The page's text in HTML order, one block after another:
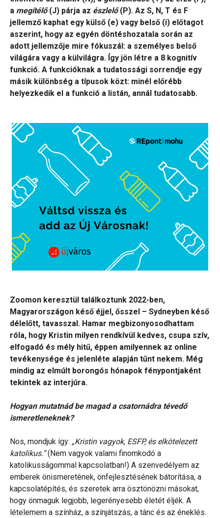
a megítélő(J) párja az észlelő(P). Az S, N, T és F
jellemző kaphat egy külső (e) vagy belső (i) előtagot
aszerint, hogy az egyén döntéshozatala során az
adott jellemzője mire fókuszál: a személyes belső
világára vagy a külvilágra. Így jön létre a 8 kognitív
funkció. A funkcióknak a tudatossági sorrendje egy
másik különbség a típusok közt: minél előrébb
helyezkedik el a funkció a listán, annál tudatosabb.
Zoomon keresztül találkoztunk 2022-ben,
Magyarországon késő éjjel, ősszel – Sydneyben késő
délelőtt, tavasszal. Hamar megbizonyosodhattam
róla, hogy Kristin milyen rendkívül kedves, csupa szív,
elfogadó és mély hitű, éppen amilyennek az online
tevékenysége és jelenléte alapján tűnt nekem. Még
mindig az elmúlt borongós hónapok fénypontjaként
tekintek az interjúra.
Hogyan mutatnád be magad a csatornádra tévedő
ismeretleneknek?
Nos, mondjuk így: „Kristin vagyok, ESFP, és elkötelezett
katolikus.”(Nem vagyok valami finomkodó a
katolikusságommal kapcsolatban!) A szenvedélyem az
emberek önismeretének, önfejlesztésének bátorítása, a
kapcsolatépítés, és szeretek arra ösztönözni másokat,
hogy önmaguk legjobb, legerényesebb életét éljék. A
lételemem a színház, a színjátszás, a tánc és az éneklés.